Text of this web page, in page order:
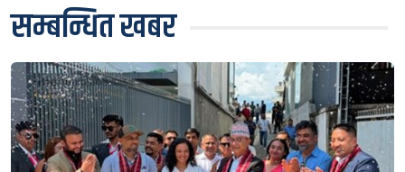
सम्बन्धित खबर